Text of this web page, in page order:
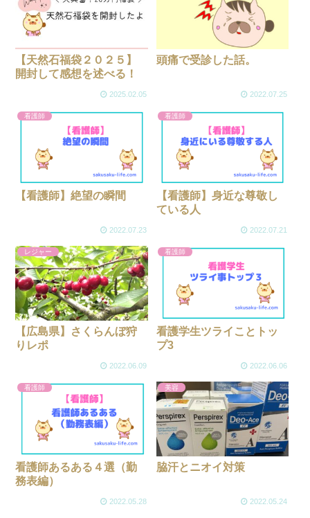
【天然石福袋２０２５】
開封して感想を述べる！
2025.02.05
頭痛で受診した話。
2022.07.25
看護師
【看護師】絶望の瞬間
2022.07.23
看護師
【看護師】身近な尊敬し
ている人
2022.07.21
レジャー
【広島県】さくらんぼ狩
りレポ
2022.06.09
看護師
看護学生ツライことトッ
プ3
2022.06.06
看護師
看護師あるある４選（勤
務表編）
2022.05.28
美容
脇汗とニオイ対策
2022.05.24